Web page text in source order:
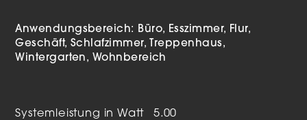
Anwendungsbereich: Büro Esszimmer
Flur
Geschäft Schlafzimmer
Treppenhaus
Wintergarten
Wohnbereich
Systemleistung in Watt 5.00